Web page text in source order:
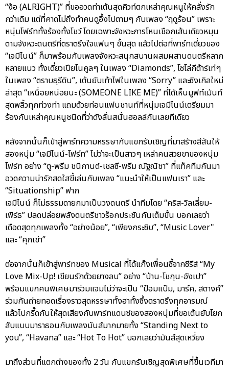
“ง้อ (ALRIGHT)” ที่ขออวดท่าเต้นสุดคิวท์ตกเหล่าคุณหนูให้คลั่งรัก
กว่าเดิม แต่ที่คาดไม่ถึงทำคนดูอึ้งไปตามๆ กับเพลง “ฤดูร้อน” เพราะ
หนุ่มโฟร์ททั้งร้องทั้งโชว์ โดยเฉพาะจังหวะการโหนเชือกเส้นเดียวหมุน
ตามจังหวะดนตรีที่ตราตรึงใจแฟนๆ ขั้นสุด แล้วไปต่อที่พาร์ทเดี่ยวของ
“เจมีไนน์” ก็มาพร้อมกับเพลงจังหวะสนุกสนานผสมผสานดนตรีหลาก
หลายแนว ทั้งเดี่ยวเปียโนคูลๆ ในเพลง “Diamonds”, โซโล่กีต้าร์เท่ๆ
ในเพลง “ตราบธุรีดิน”, เต้นยับเท้าไฟในเพลง “Sorry” และซิงเกิลใหม่
ล่าสุด “เหนื่อยหน่อยนะ (SOMEONE LIKE ME)” ที่ได้เห็นมูฟท์เม้นท์
สุดพลิ้วทุกท่วงท่า แถมด้วยท่อนแฟนชานท์ที่หนุ่มเจมีไนน์เตรียมมา
ร้องกับเหล่าคุณหนูชนิดที่ว่าดังลั่นสนั่นฮอลล์กันเลยทีเดียว
หลังจากนั้นก็เข้าสู่พาร์ทความหรรษากับแขกรับเชิญที่มาสร้างสีสันให้
สองหนุ่ม “เจมีไนน์-โฟร์ท” ไม่ว่าจะเป็นสาวๆ เหล่าคนสวยขาของหนุ่ม
โฟร์ท อย่าง “ตู-พรีม ชนิกานต์-เชลซี-พรีม ณัฐณิชา” ที่แท็คทีมกันมา
อวดความน่ารักสดใสขี้เล่นกับเพลง “แนะนำให้เป็นแฟนเรา” และ
“Situationship” ฟาก
เจมีไนน์ ก็ไม่ธรรมดายกมาเป็นวงดนตรี นำทีมโดย “คริส-วิลเลี่ยม-
เพิร์ธ” ปลดปล่อยพลังดนตรีชาวร็อกประชันกันเต็มขั้น บอกเลยว่า
เดือดสุดทุกเพลงทั้ง “อย่างน้อย”, “เพียงกระซิบ”, “Music Lover"
และ “คุกเข่า”
ต่อจากนั้นก็เข้าสู่พาร์ทของ Musical ที่ได้แก๊งเพื่อนซี้จากซีรีส์ “My
Love Mix-Up! เขียนรักด้วยยางลบ” อย่าง “ป่าน-โชกุน-อังเปา”
พร้อมแขกคนพิเศษมาร่วมแจมไม่ว่าจะเป็น “ป๋อมแป๋ม, มาร์ค, สตางค์”
ร่วมกันถ่ายทอดเรื่องราวสุดหรรษาทั้งฮาทั้งซึ้งตราตรึงทุกอารมณ์
แล้วไปกรี๊ดกันให้สุดเสียงกับพาร์ทแดนซ์ของสองหนุ่มที่ขอเต้นยับโยก
สับแบบมาราธอนกับเพลงมันส์มากมายทั้ง “Standing Next to
you”, “Havana” และ “Hot To Hot” บอกเลยว่ามันส์สุดเหวี่ยง
มาถึงส่วนที่แตกต่างของทั้ง 2 วัน กับแขกรับเชิญสุดพิเศษที่ขึ้นเวทีมา